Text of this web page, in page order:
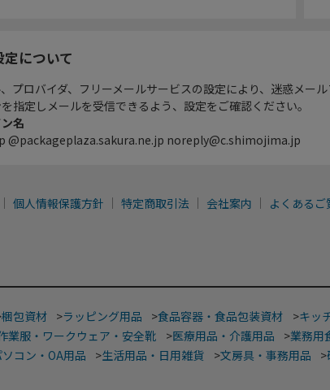
について
プロバイダ、フリーメールサービスの設定により、迷惑メー
指定しメールを受信できるよう、設定をご確認ください。
名
@packageplaza.sakura.ne.jp noreply@c.shimojima.jp
個人情報保護方針 特定商取引法 会社案内 よくあるご
梱包資材 >ラッピング用品 >食品容器・食品包装資材 >キッ
業服・ワークウェア・安全靴 >医療用品・介護用品 >業務用
コン・OA用品 >生活用品・日用雑貨 >文房具・事務用品 >